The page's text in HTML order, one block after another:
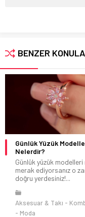
BENZER
Günlük Yüzük
Nelerdir?
Günlük yüzük
merak ediyorsanız o
doğru yerdesiniz!...
Aksesuar & Takı
Moda